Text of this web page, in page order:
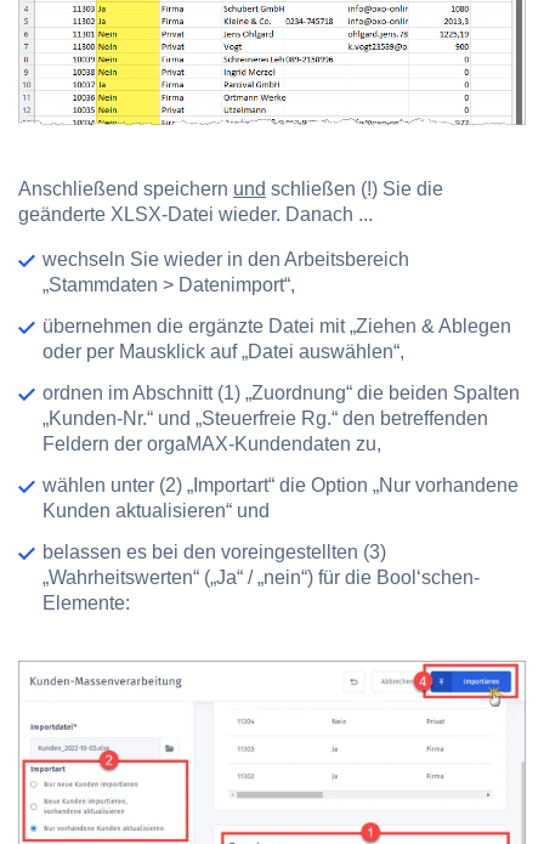
Anschließend speichern und schließen (!) Sie die
geänderte XLSX-Datei wieder. Danach ...
wechseln Sie wieder in den Arbeitsbereich
„Stammdaten > Datenimport“,
übernehmen die ergänzte Datei mit „Ziehen & Ablegen
oder per Mausklick auf „Datei auswählen“,
ordnen im Abschnitt (1) „Zuordnung“ die beiden Spalten
„Kunden-Nr.“ und „Steuerfreie Rg.“ den betreffenden
Feldern der orgaMAX-Kundendaten zu,
wählen unter (2) „Importart“ die Option „Nur vorhandene
Kunden aktualisieren“ und
belassen es bei den voreingestellten (3)
„Wahrheitswerten“ („Ja“ / „nein“) für die Bool‘schen-
Elemente: